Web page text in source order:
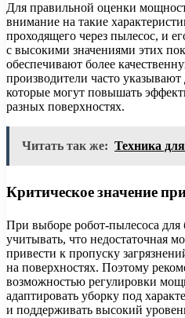
Для правильной оценки
внимание на такие
проходящего через пылесос, и
с высокими значениями этих
обеспечивают более
производители часто
которые могут повышать
разных поверхностях.
Читать так же: Техника
Критическое значение
При выборе робот-пылесоса для
учитывать, что недостаточная
привести к пропуску
на поверхностях. Поэтому
возможностью регулировки
адаптировать уборку под
и поддерживать высокий